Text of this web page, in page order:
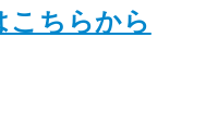
こちらから